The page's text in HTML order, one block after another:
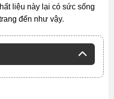
liệu này lại có sức sống
đến như vậy.